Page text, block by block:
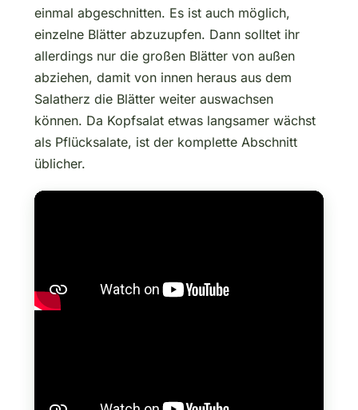
einmal abgeschnitten. Es ist auch möglich,
einzelne Blätter abzuzupfen. Dann solltet ihr
allerdings nur die großen Blätter von außen
abziehen, damit von innen heraus aus dem
Salatherz die Blätter weiter auswachsen
können. Da Kopfsalat etwas langsamer wächst
als Pflücksalate, ist der komplette Abschnitt
üblicher.